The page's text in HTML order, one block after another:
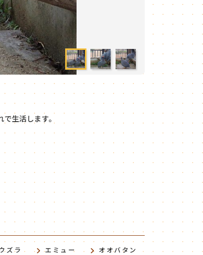
生活します。
ズラ エミュー
オオバタン